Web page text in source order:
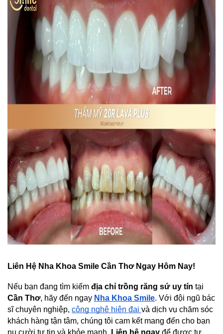
Liên Hệ Nha Khoa Smile Cần Thơ Ngay Hôm Nay!
Nếu bạn đang tìm kiếm địa chỉ trồng răng sứ uy tín
Cần Thơ, hãy đến ngay Nha Khoa Smile. Với đội ngũ bác
sĩ chuyên nghiệp, công nghệ hiện đại và dịch vụ chăm sóc
khách hàng tận tâm, chúng tôi cam kết mang đến cho bạn